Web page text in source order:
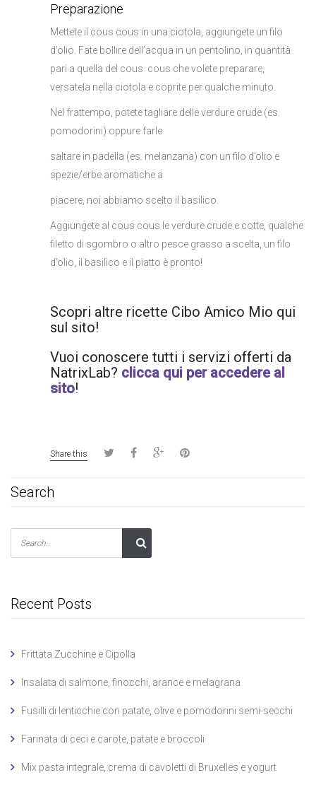
Preparazione
Mettete il cous cous in una ciotola, aggiungete un filo
d’olio. Fate bollire dell’acqua in un pentolino, in quantità
pari a quella del cous cous che volete preparare,
versatela nella ciotola e coprite per qualche minuto.
Nel frattempo, potete tagliare delle verdure crude (es.
pomodorini) oppure farle
saltare in padella (es. melanzana) con un filo d’olio e
spezie/erbe aromatiche a
piacere, noi abbiamo scelto il basilico.
Aggiungete al cous cous le verdure crude e cotte, qualche
filetto di sgombro o altro pesce grasso a scelta, un filo
d’olio, il basilico e il piatto è pronto!
Scopri altre ricette Cibo Amico Mio qui
sul sito!
Vuoi conoscere tutti i servizi offerti da
NatrixLab? clicca qui per accedere al
sito!
Share this
Search
Recent Posts
Frittata Zucchine e Cipolla
Insalata di salmone, finocchi, arance e melagrana
Fusilli di lenticchie con patate, olive e pomodorini semi-secchi
Farinata di ceci e carote, patate e broccoli
Mix pasta integrale, crema di cavoletti di Bruxelles e yogurt